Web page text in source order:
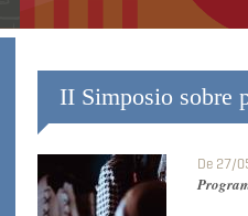
II Simposio sobre
De 27/